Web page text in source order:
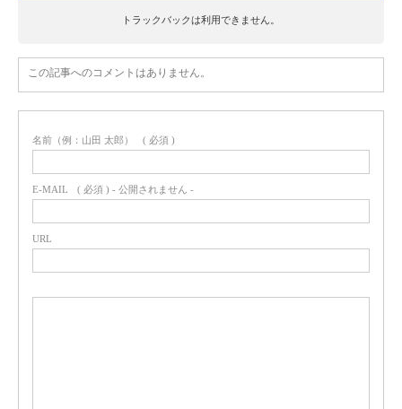
トラックバックは利用できません。
この記事へのコメントはありません。
名前（例：山田 太郎） ( 必須 )
E-MAIL ( 必須 ) - 公開されません -
URL